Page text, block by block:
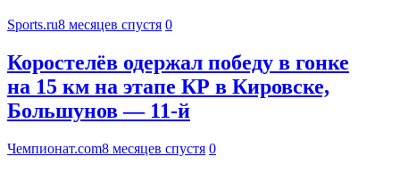
Sports.ru8 месяцев спустя 0
Коростелёв одержал победу в гонке
на 15 км на этапе КР в Кировске,
Большунов — 11-й
Чемпионат.com8 месяцев спустя 0